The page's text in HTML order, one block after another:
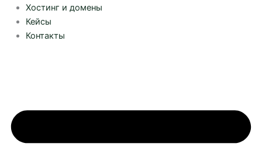
Хостинг и домены
Кейсы
Контакты